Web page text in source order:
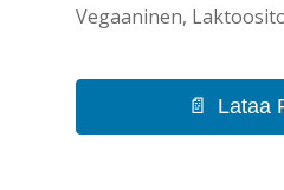
Vegaaninen,
Lataa